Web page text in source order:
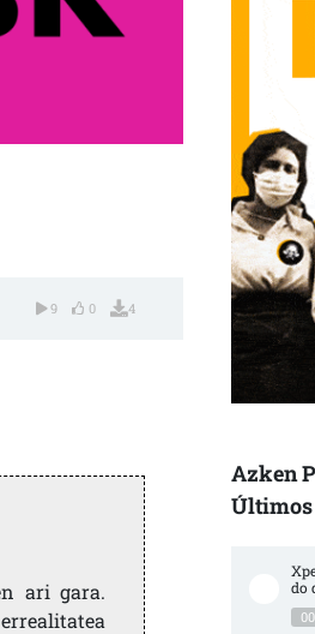
9 0 4
ari gara.
Azken
Últimos
do